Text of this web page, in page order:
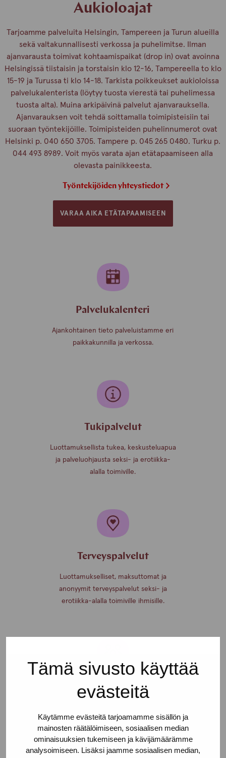
Tämä sivusto käyttää
evästeitä
Käytämme evästeitä tarjoamamme sisällön ja
mainosten räätälöimiseen, sosiaalisen median
ominaisuuksien tukemiseen ja kävijämäärämme
analysoimiseen. Lisäksi jaamme sosiaalisen median,
Aukioloajat
Tarjoamme palveluita Helsingin, Tampereen ja Turun alueilla
sekä valtakunnallisesti verkossa ja puhelimitse. Ilman
ajanvarausta toimivat kohtaamispaikat (drop in) ovat avoinna
Helsingissä tiistaisin ja torstaisin klo 12-16, Tampereella to klo
15-19 ja Turussa ti klo 14-18. Tarkista poikkeukset aukioloissa
palvelukalenterista (löytyy tuosta vierestä tai puhelimessa
tuosta alta). Muina arkipäivinä palvelut ajanvarauksella.
Ajanvarauksen voit tehdä soittamalla toimipisteisiin tai
suoraan työntekijöille. Toimipisteiden puhelinnumerot ovat
Helsinki p. 040 650 3705. Tampere p. 045 265 0480. Turku p.
044 493 8989. Voit myös varata ajan etätapaamiseen alla
olevasta painikkeesta.
Työntekijöiden yhteystiedot
VARAA AIKA ETÄTAPAAMISEEN
Palvelukalenteri
Ajankohtainen tieto palveluistamme eri
paikkakunnilla ja verkossa.
Tukipalvelut
Luottamuksellista tukea, keskusteluapua
ja palveluohjausta seksi- ja erotiikka-
alalla toimiville.
Terveyspalvelut
Luottamukselliset, maksuttomat ja
anonyymit terveyspalvelut seksi- ja
erotiikka-alalla toimiville ihmisille.
Yhteisöllinen toiminta
erotiikka-alan työtä tekeville tai
tehneille ihmisille.